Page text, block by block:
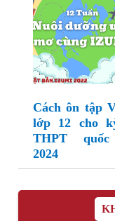
Cách ôn tập
lớp 12 cho
THPT
2024